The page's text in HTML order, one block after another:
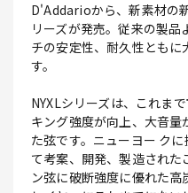
D'Addarioから、新素材の
リーズが発売。従来の製
チの安定性、耐久性とも
す。
NYXLシリーズは、これま
キング強度が向上、大音
た弦です。ニューヨー ク
て考案、開発、製造され
ン弦に破断強度に優れた